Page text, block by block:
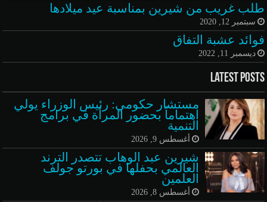
طلب غريب من شيرين بمناسبة عيد ميلادها
سبتمبر 12, 2020
فوائد عشبة التفاق
ديسمبر 11, 2022
Latest Posts
مستشار حكومي: رئيس الوزراء يولي
اهتماماً بحضور المرأة في برامج
التنمية
أغسطس 9, 2026
شيرين عبد الوهاب تتصدر الترند
العالمي بحفلها في بورتو جولف
العلمين
أغسطس 8, 2026